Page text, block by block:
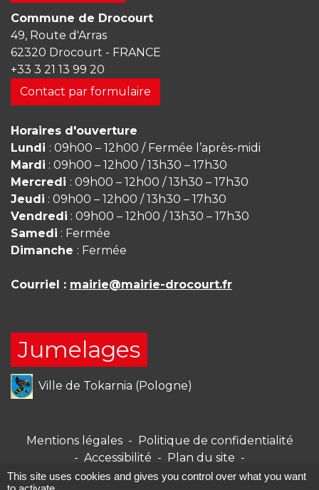
Commune de Drocourt
49, Route d'Arras
62320 Drocourt - FRANCE
+33 3 21 13 99 20
Contact par formulaire
Horaires d'ouverture
Lundi : 09h00 – 12h00 / Fermée l’après-midi
Mardi : 09h00 – 12h00 / 13h30 – 17h30
Mercredi : 09h00 – 12h00 / 13h30 – 17h30
Jeudi : 09h00 – 12h00 / 13h30 – 17h30
Vendredi : 09h00 – 12h00 / 13h30 – 17h30
Samedi : Fermée
Dimanche : Fermée
Courriel : mairie@mairie-drocourt.fr
Jumelages
Ville de Tokarnia (Pologne)
Mentions légales - Politique de confidentialité
- Accessibilité - Plan du site -
Gestion des cookies
This site uses cookies and gives you control over what you want